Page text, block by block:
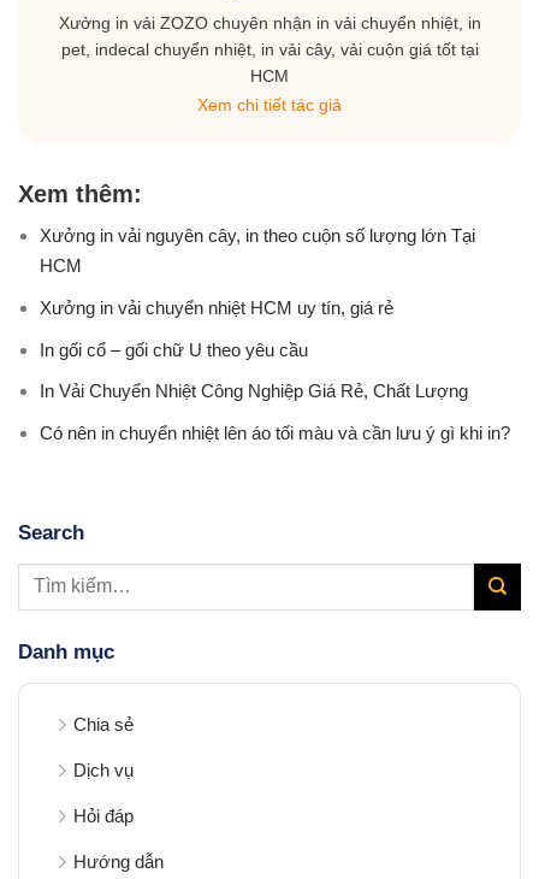
Xưởng in vải ZOZO chuyên nhận in vải chuyển nhiệt, in
pet, indecal chuyển nhiệt, in vải cây, vải cuộn giá tốt tại
HCM
Xem chi tiết tác giả
Xem thêm:
Xưởng in vải nguyên cây, in theo cuộn số lượng lớn Tại
HCM
Xưởng in vải chuyển nhiệt HCM uy tín, giá rẻ
In gối cổ – gối chữ U theo yêu cầu
In Vải Chuyển Nhiệt Công Nghiệp Giá Rẻ, Chất Lượng
Có nên in chuyển nhiệt lên áo tối màu và cần lưu ý gì khi in?
Search
Danh mục
Chia sẻ
Dịch vụ
Hỏi đáp
Hướng dẫn